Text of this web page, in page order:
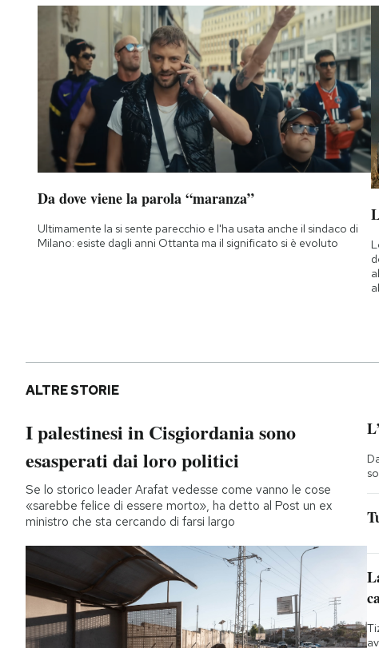
Da dove viene la parola “maranza”
Ultimamente la si sente parecchio e l'ha usata anche il sindaco di
Milano: esiste dagli anni Ottanta ma il significato si è evoluto
ALTRE STORIE
I palestinesi in Cisgiordania sono
esasperati dai loro politici
Se lo storico leader Arafat vedesse come vanno le cose
«sarebbe felice di essere morto», ha detto al Post un ex
ministro che sta cercando di farsi largo